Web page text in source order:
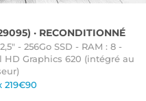
· RECONDITIONNÉ
- 256Go SSD - RAM : 8 -
Graphics 620 (intégré au
219€90